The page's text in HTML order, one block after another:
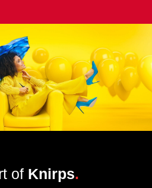
of Knirps.